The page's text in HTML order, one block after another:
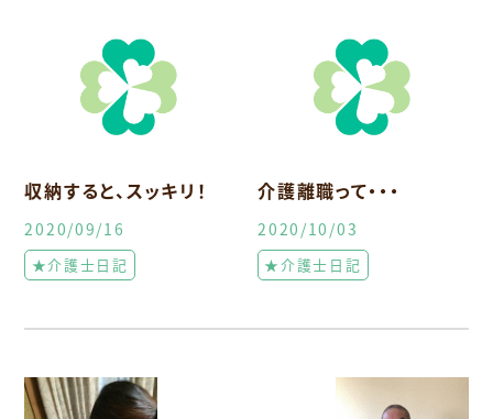
収納すると、スッキリ！
2020/09/16
★介護士日記
介護離職って・・・
2020/10/03
★介護士日記